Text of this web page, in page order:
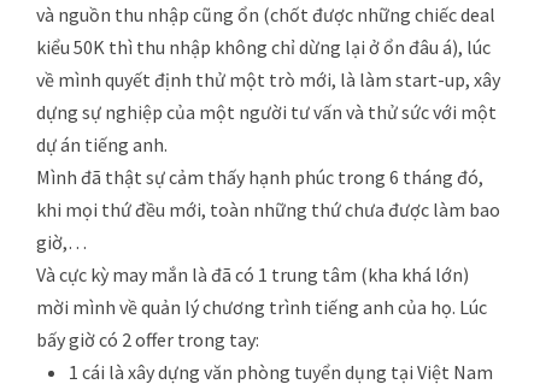
và nguồn thu nhập cũng ổn (chốt được những chiếc deal
kiểu 50K thì thu nhập không chỉ dừng lại ở ổn đâu á), lúc
về mình quyết định thử một trò mới, là làm start-up, xây
dựng sự nghiệp của một người tư vấn và thử sức với một
dự án tiếng anh.
Mình đã thật sự cảm thấy hạnh phúc trong 6 tháng đó,
khi mọi thứ đều mới, toàn những thứ chưa được làm bao
giờ,…
Và cực kỳ may mắn là đã có 1 trung tâm (kha khá lớn)
mời mình về quản lý chương trình tiếng anh của họ. Lúc
bấy giờ có 2 offer trong tay:
1 cái là xây dựng văn phòng tuyển dụng tại Việt Nam